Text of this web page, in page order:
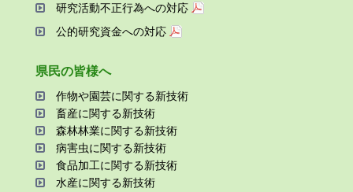
研究活動不正⾏為への対応
公的研究資金への対応
県⺠の皆様へ
作物や園芸に関する新技術
畜産に関する新技術
森林林業に関する新技術
病害⾍に関する新技術
⾷品加⼯に関する新技術
⽔産に関する新技術